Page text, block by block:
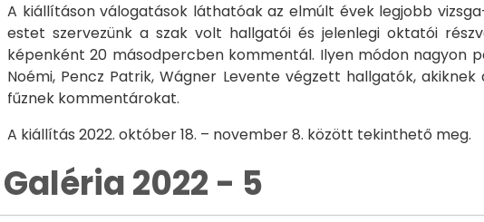
A kiállításon válogatások láthatóak az elmúlt évek legjobb
estet szervezünk a szak volt hallgatói és jelenlegi oktatói
képenként 20 másodpercben kommentál. Ilyen módon nagyon
Noémi, Pencz Patrik, Wágner Levente végzett hallgatók,
fűznek kommentárokat.
A kiállítás 2022. október 18. – november 8. között tekinthető meg.
Galéria 2022 - 5